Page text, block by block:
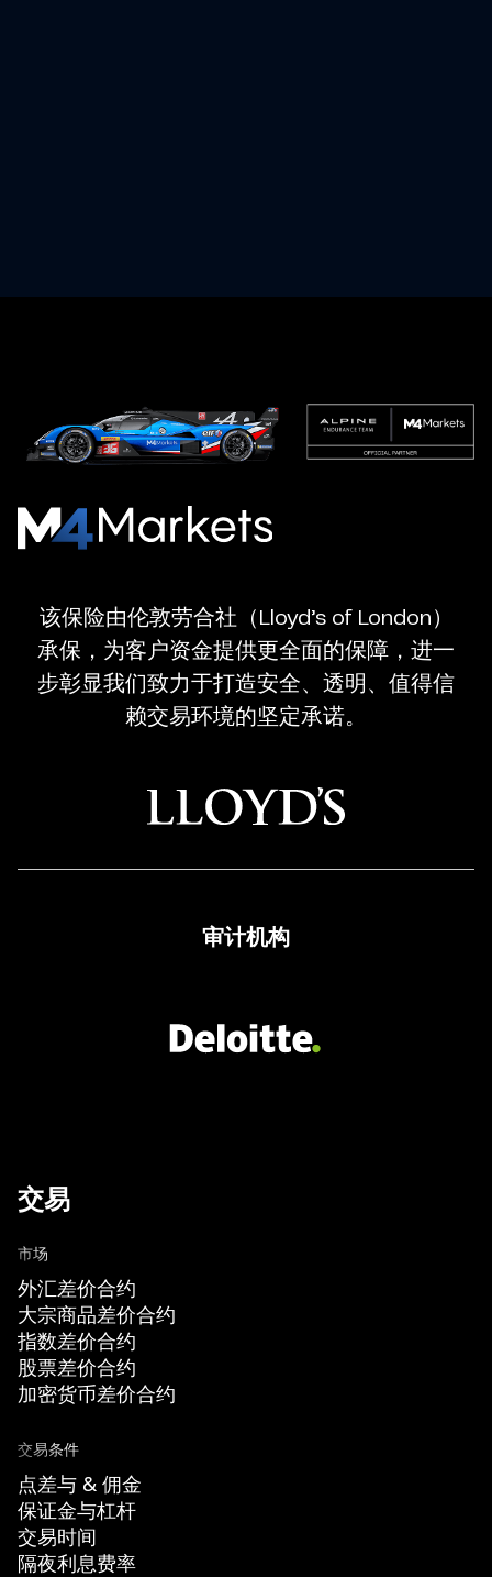
M4Markets
CFD
Trading
Regulated
Broker
该保险由伦敦劳合社（Lloyd’s of London）
承保，为客户资金提供更全面的保障，进一
步彰显我们致力于打造安全、透明、值得信
赖交易环境的坚定承诺。
审计机构
交易
市场
外汇差价合约
大宗商品差价合约
指数差价合约
股票差价合约
加密货币差价合约
交易条件
点差与 & 佣金
保证金与杠杆
交易时间
隔夜利息费率